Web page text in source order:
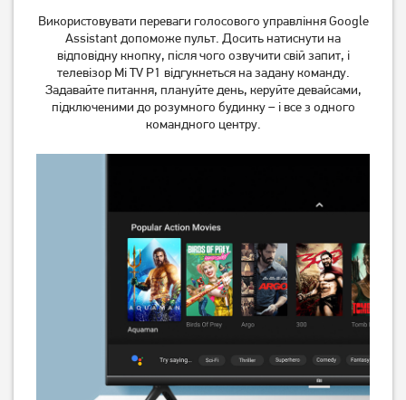
Телевізор Philips
55OLED819/12
93 549грн
74 839грн
Телевізор Philips
65PUS7409/12
40 369грн
32 289грн
Телевізор OzoneHD
Телевізор Philips
45 379грн
36 299грн
Використовувати переваги голосового управління Google
Assistant допоможе пульт. Досить натиснути на
відповідну кнопку, після чого озвучити свій запит, і
телевізор Mi TV P1 відгукнеться на задану команду.
Задавайте питання, плануйте день, керуйте девайсами,
підключеними до розумного будинку – і все з одного
командного центру.